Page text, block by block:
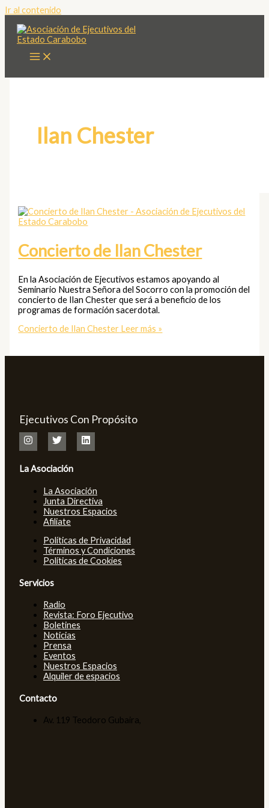
Ir al contenido
Ilan Chester
Concierto de Ilan Chester
En la Asociación de Ejecutivos estamos apoyando al
Seminario Nuestra Señora del Socorro con la promoción del
concierto de Ilan Chester que será a beneficio de los
programas de formación sacerdotal.
Concierto de Ilan Chester Leer más »
Ejecutivos Con Propósito
La Asociación
La Asociación
Junta Directiva
Nuestros Espacios
Afiliate
Políticas de Privacidad
Términos y Condiciones
Políticas de Cookies
Servicios
Radio
Revista: Foro Ejecutivo
Boletines
Noticias
Prensa
Eventos
Nuestros Espacios
Alquiler de espacios
Contacto
Av. 119 Teodoro Gubaira,